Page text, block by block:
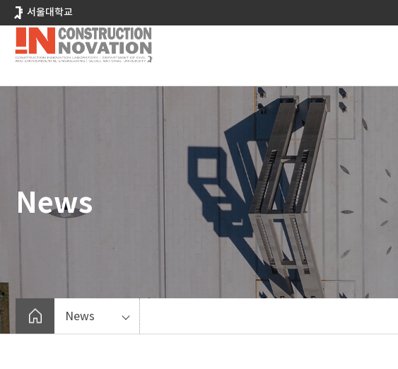
로
서울대학교
News
News